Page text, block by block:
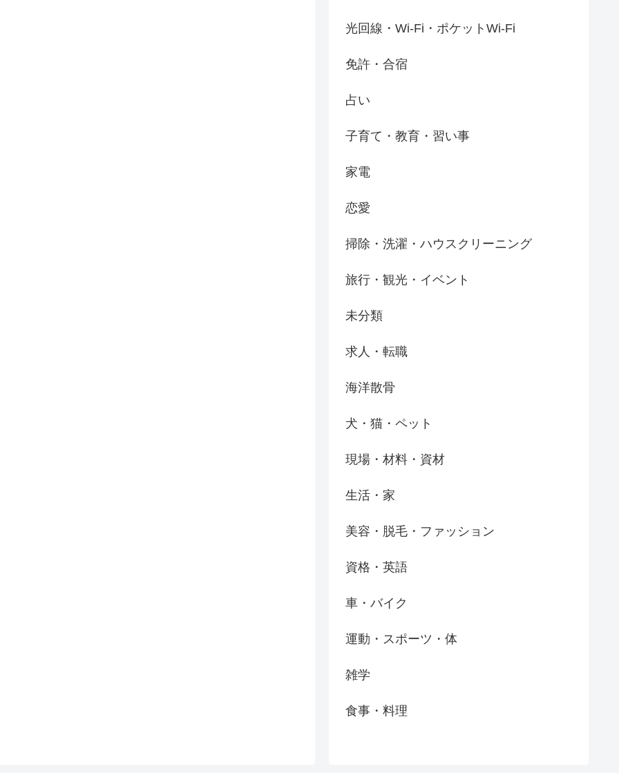
光回線・Wi-Fi・ポケットWi-Fi
免許・合宿
占い
子育て・教育・習い事
家電
恋愛
掃除・洗濯・ハウスクリーニング
旅行・観光・イベント
未分類
求人・転職
海洋散骨
犬・猫・ペット
現場・材料・資材
生活・家
美容・脱毛・ファッション
資格・英語
車・バイク
運動・スポーツ・体
雑学
食事・料理